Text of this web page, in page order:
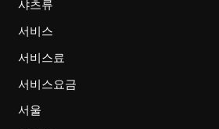
샤츠류
서비스
서비스료
서비스요금
서울